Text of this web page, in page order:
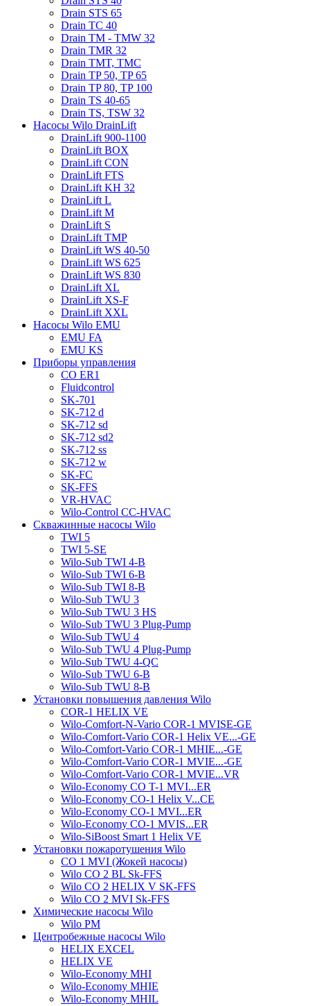
Drain STS 65
Drain TC 40
Drain TM - TMW 32
Drain TMR 32
Drain TMT, TMC
Drain TP 50, TP 65
Drain TP 80, TP 100
Drain TS 40-65
Drain TS, TSW 32
Насосы Wilo DrainLift
DrainLift 900-1100
DrainLift BOX
DrainLift CON
DrainLift FTS
DrainLift KH 32
DrainLift L
DrainLift M
DrainLift S
DrainLift TMP
DrainLift WS 40-50
DrainLift WS 625
DrainLift WS 830
DrainLift XL
DrainLift XS-F
DrainLift XXL
Насосы Wilo EMU
EMU FA
EMU KS
Приборы управления
CO ER1
Fluidcontrol
SK-701
SK-712 d
SK-712 sd
SK-712 sd2
SK-712 ss
SK-712 w
SK-FC
SK-FFS
VR-HVAC
Wilo-Control CC-HVAC
Скважинные насосы Wilo
TWI 5
TWI 5-SE
Wilo-Sub TWI 4-B
Wilo-Sub TWI 6-B
Wilo-Sub TWI 8-B
Wilo-Sub TWU 3
Wilo-Sub TWU 3 HS
Wilo-Sub TWU 3 Plug-Pump
Wilo-Sub TWU 4
Wilo-Sub TWU 4 Plug-Pump
Wilo-Sub TWU 4-QC
Wilo-Sub TWU 6-B
Wilo-Sub TWU 8-B
Установки повышения давления Wilo
COR-1 HELIX VE
Wilo-Comfort-N-Vario COR-1 MVISE-GE
Wilo-Comfort-Vario COR-1 Helix VE...-GE
Wilo-Comfort-Vario COR-1 MHIE...-GE
Wilo-Comfort-Vario COR-1 MVIE...-GE
Wilo-Comfort-Vario COR-1 MVIE...VR
Wilo-Economy CO T-1 MVI...ER
Wilo-Economy CO-1 Helix V...CE
Wilo-Economy CO-1 MVI...ER
Wilo-Economy CO-1 MVIS...ER
Wilo-SiBoost Smart 1 Helix VE
Установки пожаротушения Wilo
CO 1 MVI (Жокей насосы)
Wilo CO 2 BL Sk-FFS
Wilo CO 2 HELIX V SK-FFS
Wilo CO 2 MVI Sk-FFS
Химические насосы Wilo
Wilo PM
Центробежные насосы Wilo
HELIX EXCEL
HELIX VE
Wilo-Economy MHI
Wilo-Economy MHIE
Wilo-Economy MHIL